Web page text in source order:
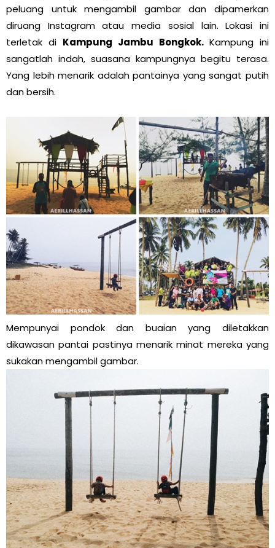
peluang untuk mengambil gambar dan dipamerkan
diruang Instagram atau media sosial lain. Lokasi ini
terletak di Kampung Jambu Bongkok. Kampung ini
sangatlah indah, suasana kampungnya begitu terasa.
Yang lebih menarik adalah pantainya yang sangat putih
dan bersih.
Mempunyai pondok dan buaian yang diletakkan
dikawasan pantai pastinya menarik minat mereka yang
sukakan mengambil gambar.